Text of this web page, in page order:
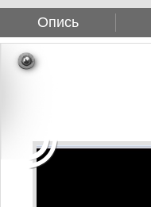
Опись
Сотрудничество